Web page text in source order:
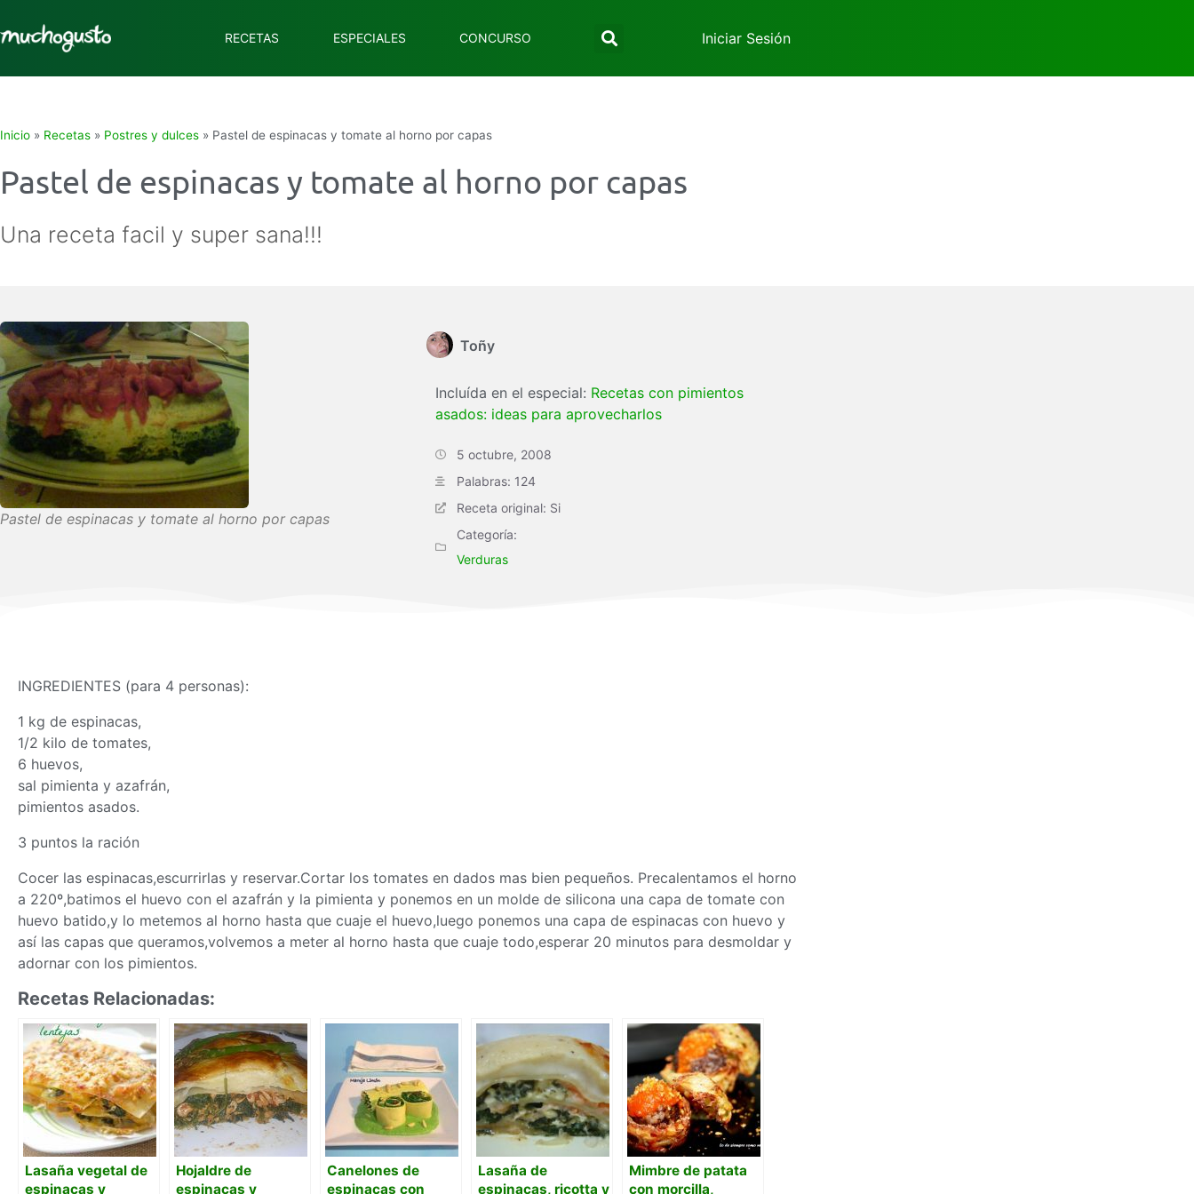
RECETAS ESPECIALES CONCURSO Iniciar Sesión
Inicio » Recetas » Postres y dulces » Pastel de espinacas y tomate al horno por capas
Pastel de espinacas y tomate al horno por capas
Una receta facil y super sana!!!
Pastel de espinacas y tomate al horno por capas
Toñy
Incluída en el especial: Recetas con pimientos
asados: ideas para aprovecharlos
5 octubre, 2008
Palabras: 124
Receta original: Si
Categoría:
Verduras
INGREDIENTES (para 4 personas):
1 kg de espinacas,
1/2 kilo de tomates,
6 huevos,
sal pimienta y azafrán,
pimientos asados.
3 puntos la ración
Cocer las espinacas,escurrirlas y reservar.Cortar los tomates en dados mas bien pequeños. Precalentamos el horno
a 220º,batimos el huevo con el azafrán y la pimienta y ponemos en un molde de silicona una capa de tomate con
huevo batido,y lo metemos al horno hasta que cuaje el huevo,luego ponemos una capa de espinacas con huevo y
así las capas que queramos,volvemos a meter al horno hasta que cuaje todo,esperar 20 minutos para desmoldar y
adornar con los pimientos.
Recetas Relacionadas:
Lasaña vegetal de
espinacas y
Hojaldre de
espinacas y
Canelones de
espinacas con
Lasaña de
espinacas, ricotta y
Mimbre de patata
con morcilla,